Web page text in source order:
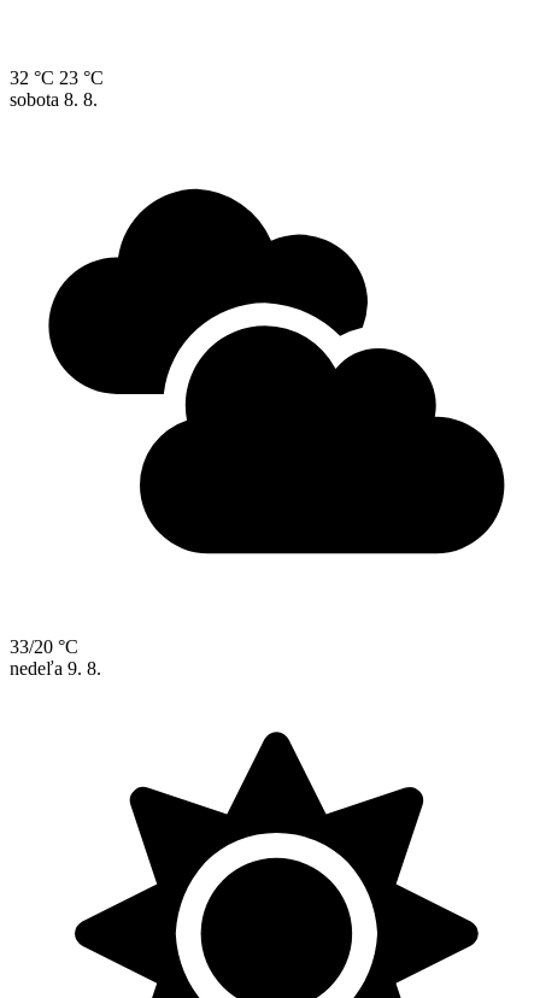
32 °C 23 °C
sobota 8. 8.
33/20 °C
nedeľa 9. 8.